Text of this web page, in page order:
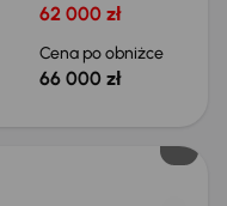
62 000 zł
Cena po obniżce
66 000 zł